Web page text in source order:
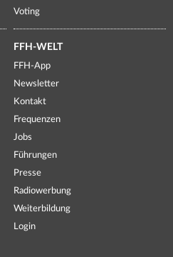
Voting
FFH-WELT
FFH-App
Newsletter
Kontakt
Frequenzen
Jobs
Führungen
Presse
Radiowerbung
Weiterbildung
Login